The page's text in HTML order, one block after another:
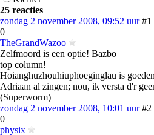
25 reacties
zondag 2 november 2008, 09:52 uur #1
0
TheGrandWazoo
Zelfmoord is een optie! Bazbo
top column!
Hoianghuzhouhiuphoeginglau is
Adriaan al zingen; nou, ik versta d'r
(Superworm)
zondag 2 november 2008, 10:01 uur #2
0
physix